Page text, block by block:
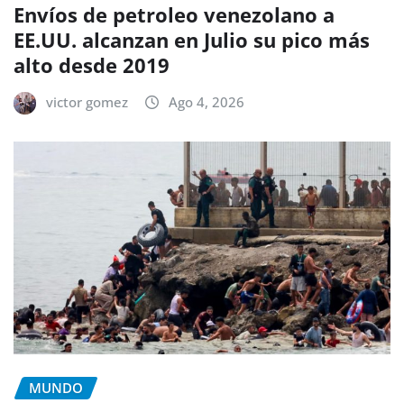
Envíos de petroleo venezolano a
EE.UU. alcanzan en Julio su pico más
alto desde 2019
victor gomez Ago 4, 2026
MUNDO